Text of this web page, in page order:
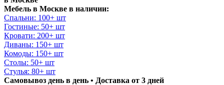
Мебель в Москве в наличии:
Спальни: 100+ шт
Гостиные: 50+ шт
Кровати: 200+ шт
Диваны: 150+ шт
Комоды: 150+ шт
Столы: 50+ шт
Стулья: 80+ шт
Самовывоз день в день • Доставка от 3 дней